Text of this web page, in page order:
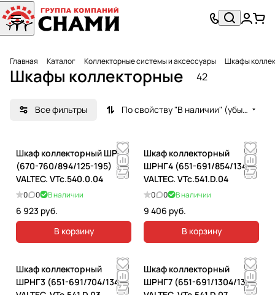
Главная Каталог Коллекторные системы и аксессуары Шкафы
Шкафы коллекторные 42
Все фильтры По свойству "В наличии" (убывание)
Шкаф коллекторный ШРВ4
(670-760/894/125-195)
VALTEC. VTc.540.0.04
0 0 В наличии
6 923 руб.
В корзину
Шкаф коллекторный
ШРНГ4 (651-691/854/134)
VALTEC. VTc.541.D.04
0 0 В наличии
9 406 руб.
В корзину
Шкаф коллекторный
ШРНГ3 (651-691/704/134)
Шкаф коллекторный
ШРНГ7 (651-691/1304/134)